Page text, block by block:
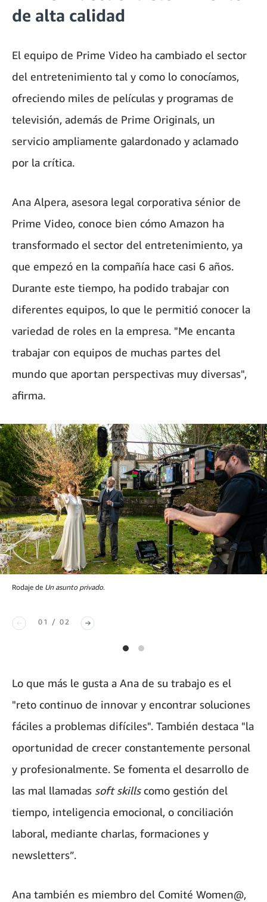
de alta calidad
El equipo de Prime Video ha cambiado el sector
del entretenimiento tal y como lo conocíamos,
ofreciendo miles de películas y programas de
televisión, además de Prime Originals, un
servicio ampliamente galardonado y aclamado
por la crítica.
Ana Alpera, asesora legal corporativa sénior de
Prime Video, conoce bien cómo Amazon ha
transformado el sector del entretenimiento, ya
que empezó en la compañía hace casi 6 años.
Durante este tiempo, ha podido trabajar con
diferentes equipos, lo que le permitió conocer la
variedad de roles en la empresa. "Me encanta
trabajar con equipos de muchas partes del
mundo que aportan perspectivas muy diversas",
afirma.
Rodaje de Un asunto privado.
01 / 02
Lo que más le gusta a Ana de su trabajo es el
"reto continuo de innovar y encontrar soluciones
fáciles a problemas difíciles". También destaca "la
oportunidad de crecer constantemente personal
y profesionalmente. Se fomenta el desarrollo de
las mal llamadas soft skillscomo gestión del
tiempo, inteligencia emocional, o conciliación
laboral, mediante charlas, formaciones y
newsletters”.
Ana también es miembro del Comité Women@,